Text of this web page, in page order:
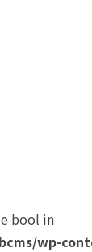
bool in
wp-